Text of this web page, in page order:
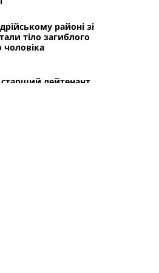
районі зі
тіло загиблого
чоловіка
старший лейтенант